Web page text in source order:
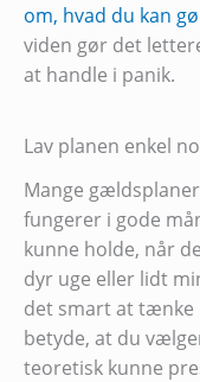
om, hvad du kan
viden gør det
at handle i panik.
Lav planen enkel
Mange
fungerer i gode
kunne holde, når
dyr uge eller lidt
det smart at tænke
betyde, at du
teoretisk kunne